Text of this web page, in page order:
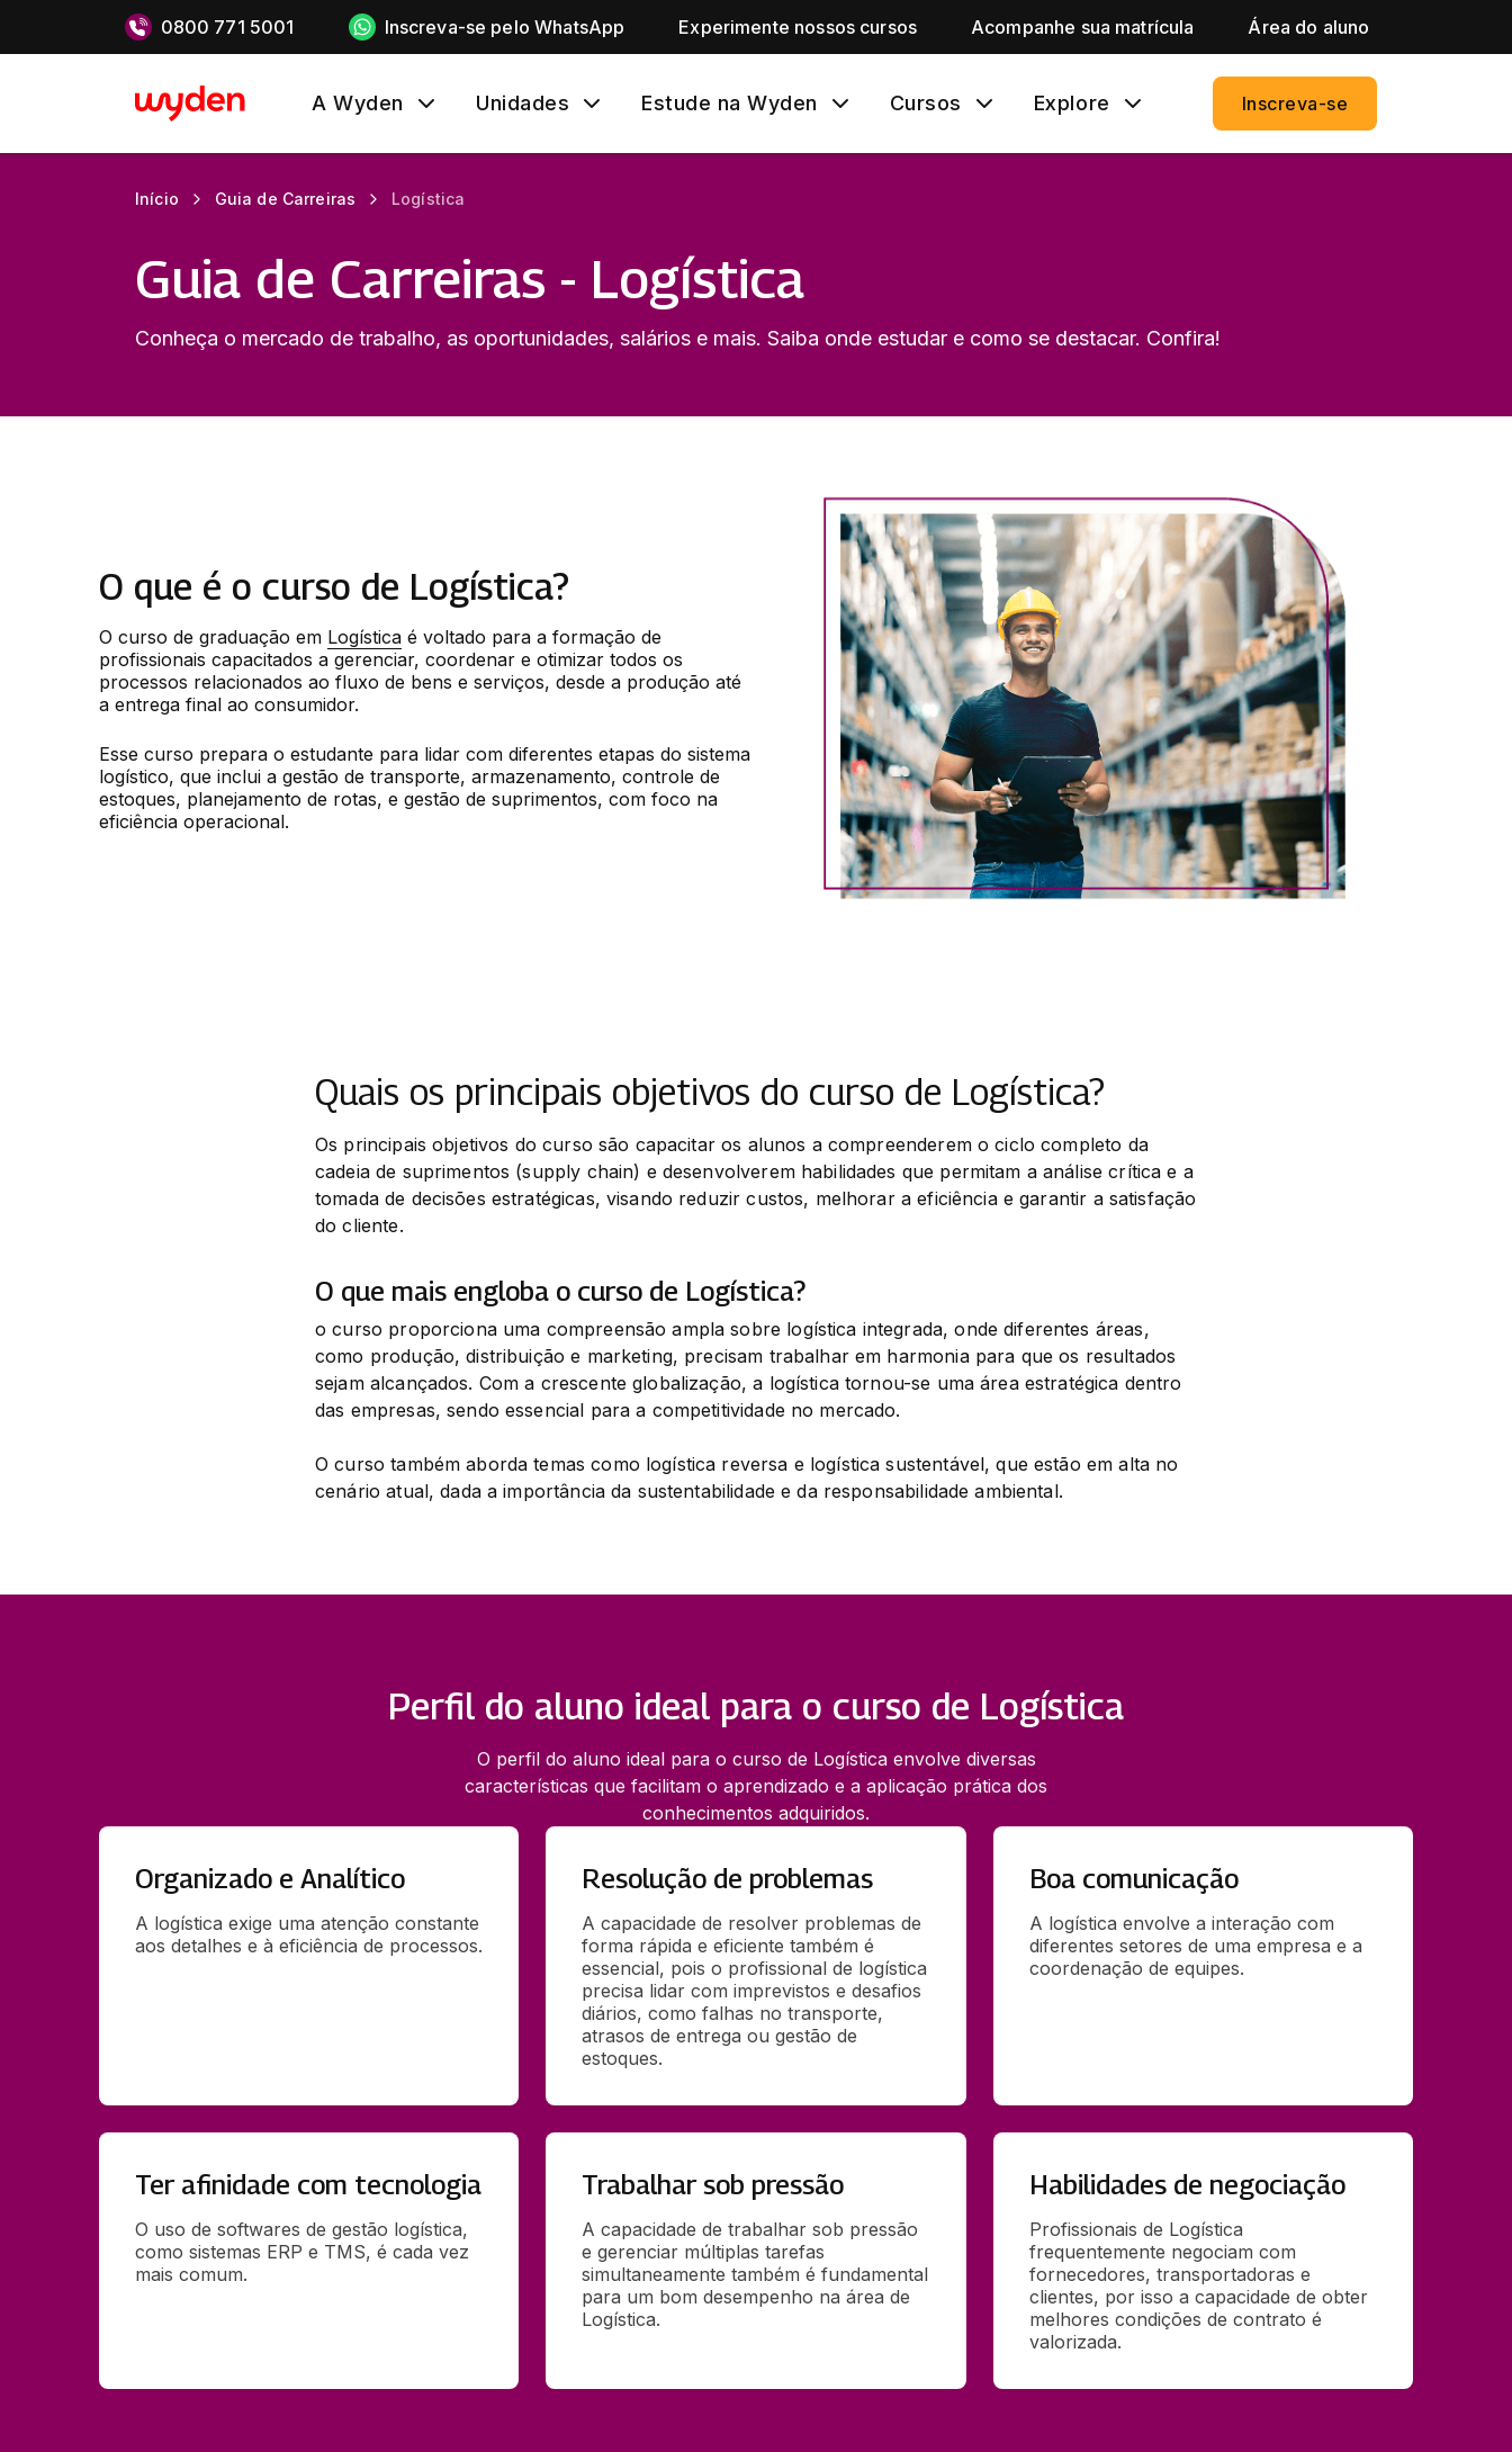
0800 771 5001 Inscreva-se pelo WhatsApp Experimente nossos cursos Acompanhe sua matrícula Área do aluno
A Wyden Unidades Estude na Wyden Cursos Explore Inscreva-se
Início Guia de Carreiras Logística
Guia de Carreiras - Logística
Conheça o mercado de trabalho, as oportunidades, salários e mais. Saiba onde estudar e como se destacar. Confira!
O que é o curso de Logística?
O curso de graduação em Logística é voltado para a formação de
profissionais capacitados a gerenciar, coordenar e otimizar todos os
processos relacionados ao fluxo de bens e serviços, desde a produção até
a entrega final ao consumidor.
Esse curso prepara o estudante para lidar com diferentes etapas do sistema
logístico, que inclui a gestão de transporte, armazenamento, controle de
estoques, planejamento de rotas, e gestão de suprimentos, com foco na
eficiência operacional.
Quais os principais objetivos do curso de Logística?
Os principais objetivos do curso são capacitar os alunos a compreenderem o ciclo completo da
cadeia de suprimentos (supply chain) e desenvolverem habilidades que permitam a análise crítica e a
tomada de decisões estratégicas, visando reduzir custos, melhorar a eficiência e garantir a satisfação
do cliente.
O que mais engloba o curso de Logística?
o curso proporciona uma compreensão ampla sobre logística integrada, onde diferentes áreas,
como produção, distribuição e marketing, precisam trabalhar em harmonia para que os resultados
sejam alcançados. Com a crescente globalização, a logística tornou-se uma área estratégica dentro
das empresas, sendo essencial para a competitividade no mercado.
O curso também aborda temas como logística reversa e logística sustentável, que estão em alta no
cenário atual, dada a importância da sustentabilidade e da responsabilidade ambiental.
Perfil do aluno ideal para o curso de Logística
O perfil do aluno ideal para o curso de Logística envolve diversas
características que facilitam o aprendizado e a aplicação prática dos
conhecimentos adquiridos.
Organizado e Analítico
A logística exige uma atenção constante
aos detalhes e à eficiência de processos.
Resolução de problemas
A capacidade de resolver problemas de
forma rápida e eficiente também é
essencial, pois o profissional de logística
precisa lidar com imprevistos e desafios
diários, como falhas no transporte,
atrasos de entrega ou gestão de
estoques.
Boa comunicação
A logística envolve a interação com
diferentes setores de uma empresa e a
coordenação de equipes.
Ter afinidade com tecnologia
O uso de softwares de gestão logística,
como sistemas ERP e TMS, é cada vez
mais comum.
Trabalhar sob pressão
A capacidade de trabalhar sob pressão
e gerenciar múltiplas tarefas
simultaneamente também é fundamental
para um bom desempenho na área de
Logística.
Habilidades de negociação
Profissionais de Logística
frequentemente negociam com
fornecedores, transportadoras e
clientes, por isso a capacidade de obter
melhores condições de contrato é
valorizada.